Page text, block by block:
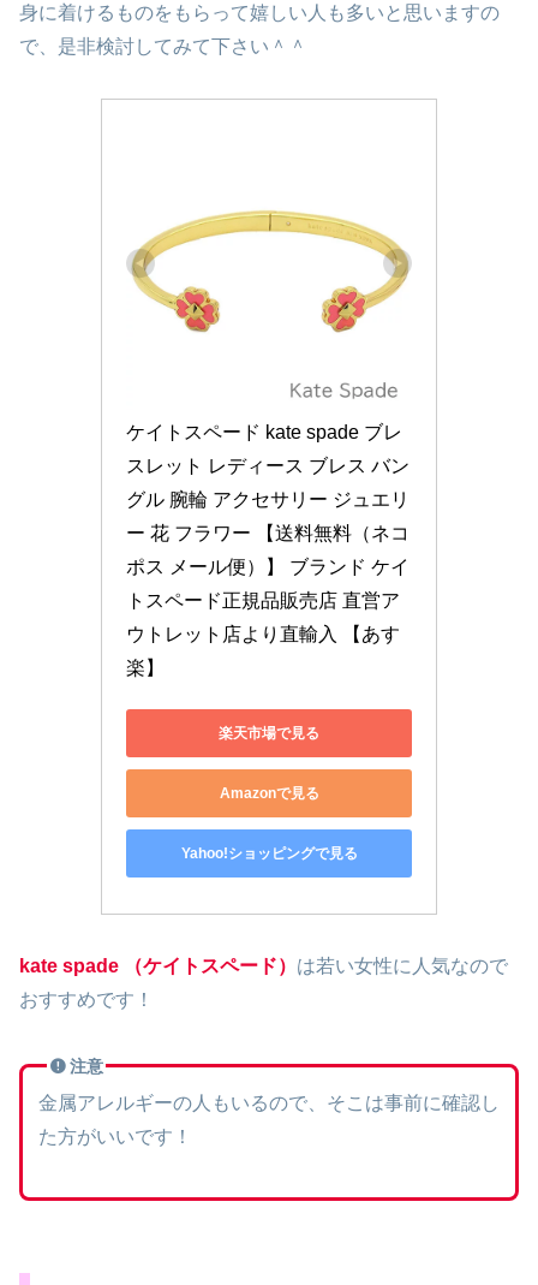
身に着けるものをもらって嬉しい人も多いと思いますの
で、是非検討してみて下さい＾＾
ケイトスペード kate spade ブレ
スレット レディース ブレス バン
グル 腕輪 アクセサリー ジュエリ
ー 花 フラワー 【送料無料（ネコ
ポス メール便）】 ブランド ケイ
トスペード正規品販売店 直営ア
ウトレット店より直輸入 【あす
楽】
楽天市場で見る
Amazonで見る
Yahoo!ショッピングで見る
kate spade （ケイトスペード） は若い女性に人気なので
おすすめです！
注意
金属アレルギーの人もいるので、そこは事前に確認し
た方がいいです！